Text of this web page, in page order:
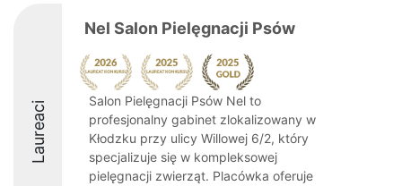
Laureaci
Nel Salon Pielęgnacji Psów
Salon Pielęgnacji Psów Nel to
profesjonalny gabinet zlokalizowany w
Kłodzku przy ulicy Willowej 6/2, który
specjalizuje się w kompleksowej
pielęgnacji zwierząt. Placówka oferuje